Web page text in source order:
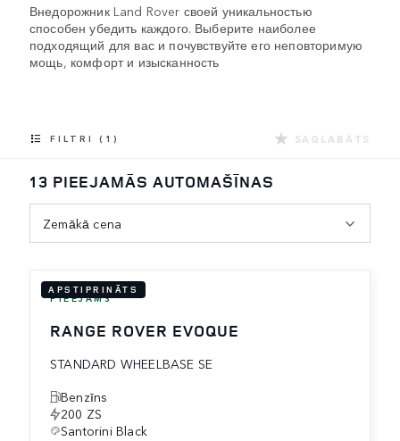
Внедорожник Land Rover своей уникальностью
способен убедить каждого. Выберите наиболее
подходящий для вас и почувствуйте его неповторимую
мощь, комфорт и изысканность
FILTRI (1) SAGLABĀTS
13 PIEEJAMĀS AUTOMAŠĪNAS
Zemākā cena
APSTIPRINĀTS
PIEEJAMS
RANGE ROVER EVOQUE
STANDARD WHEELBASE SE
Benzīns
200 ZS
Santorini Black